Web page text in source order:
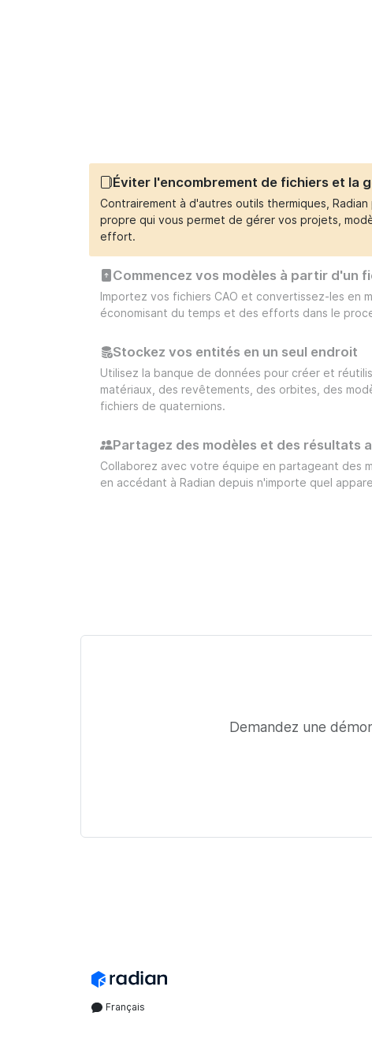
Éviter l'encombrement de fichiers et la
Contrairement à d'autres outils thermiques,
propre qui vous permet de gérer vos projets,
effort.
Commencez vos modèles à partir d'un
Importez vos fichiers CAO et convertissez-les en
économisant du temps et des efforts dans le
Stockez vos entités en un seul endroit
Utilisez la banque de données pour créer et
matériaux, des revêtements, des orbites, des
fichiers de quaternions.
Partagez des modèles et des résultats
Collaborez avec votre équipe en partageant des
en accédant à Radian depuis n'importe quel
Demandez une
Français